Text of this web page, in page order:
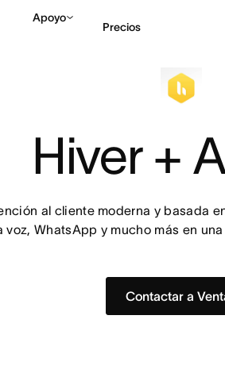
Apoyo
Precios
Hiver +
al cliente moderna y basada
voz, WhatsApp y mucho más en
Contactar a